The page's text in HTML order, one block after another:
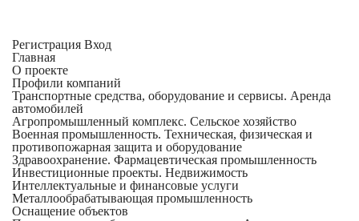
Регистрация Вход
Главная
​О проекте
Профили компаний
Транспортные средства, оборудование и сервисы. Аренда
автомобилей
Агропромышленный комплекс. Сельское хозяйство
Военная промышленность. Техническая, физическая и
противопожарная защита и оборудование
Здравоохранениe. Фармацевтическая промышленность
Инвестиционные проекты. Недвижимость
Интеллектуальные и финансовые услуги
Металлообрабатывающая промышленность
Оснащение объектов